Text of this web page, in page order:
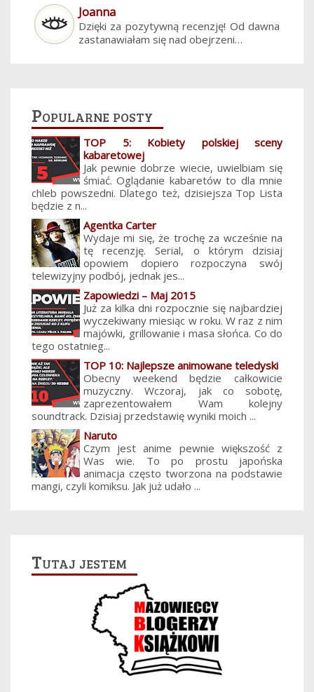
Joanna
Dzięki za pozytywną recenzję! Od dawna
zastanawiałam się nad obejrzeni…
Popularne posty
TOP 5: Kobiety polskiej sceny
kabaretowej
Jak pewnie dobrze wiecie, uwielbiam się
śmiać. Oglądanie kabaretów to dla mnie
chleb powszedni. Dlatego też, dzisiejsza Top Lista
będzie z n...
Agentka Carter
Wydaje mi się, że trochę za wcześnie na
tę recenzję. Serial, o którym dzisiaj
opowiem dopiero rozpoczyna swój
telewizyjny podbój, jednak jes...
Zapowiedzi – Maj 2015
Już za kilka dni rozpocznie się najbardziej
wyczekiwany miesiąc w roku. W raz z nim
majówki, grillowanie i masa słońca. Co do
tego ostatnieg...
TOP 10: Najlepsze animowane teledyski
Obecny weekend będzie całkowicie
muzyczny. Wczoraj, jak co sobotę,
zaprezentowałem Wam kolejny
soundtrack. Dzisiaj przedstawię wyniki moich ...
Naruto
Czym jest anime pewnie większość z
Was wie. To po prostu japońska
animacja często tworzona na podstawie
mangi, czyli komiksu. Jak już udało ...
Tutaj jestem